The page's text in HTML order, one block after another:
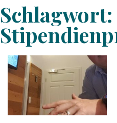
Schlagwort: